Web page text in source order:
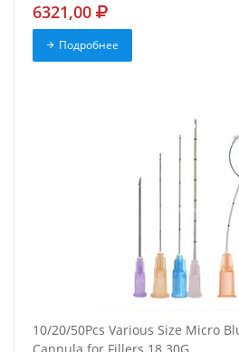
6321,00
Подробнее
10/20/50Pcs Various Size Micro